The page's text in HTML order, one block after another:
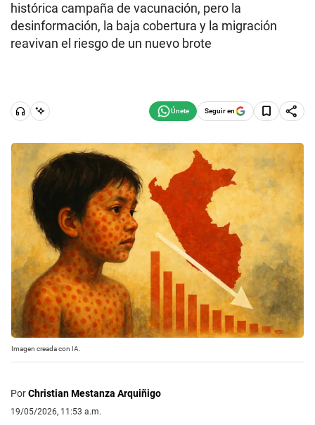
histórica campaña de vacunación, pero la
desinformación, la baja cobertura y la migración
reavivan el riesgo de un nuevo brote
Seguir en
Imagen creada con IA.
PorChristian Mestanza Arquiñigo
19/05/2026, 11:53 a.m.